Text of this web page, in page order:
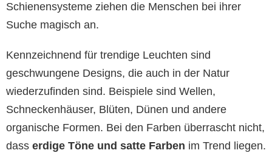
Schienensysteme ziehen die Menschen bei ihrer
Suche magisch an.
Kennzeichnend für trendige Leuchten sind
geschwungene Designs, die auch in der Natur
wiederzufinden sind. Beispiele sind Wellen,
Schneckenhäuser, Blüten, Dünen und andere
organische Formen. Bei den Farben überrascht nicht,
dass erdige Töne und satte Farben im Trend liegen.